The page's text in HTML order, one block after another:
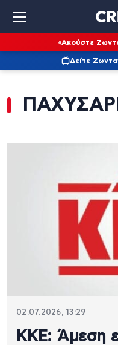
Ακούστε
Δείτε
02.07.2026, 13:29
ΚΚΕ: Άμεση